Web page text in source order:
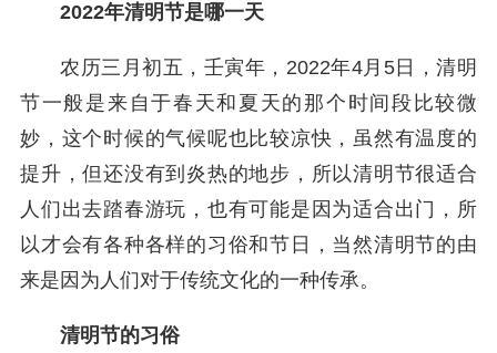
2022年清明节是哪一天
农历三月初五，壬寅年，2022年4月5日，清明
节一般是来自于春天和夏天的那个时间段比较微
妙，这个时候的气候呢也比较凉快，虽然有温度的
提升，但还没有到炎热的地步，所以清明节很适合
人们出去踏春游玩，也有可能是因为适合出门，所
以才会有各种各样的习俗和节日，当然清明节的由
来是因为人们对于传统文化的一种传承。
清明节的习俗